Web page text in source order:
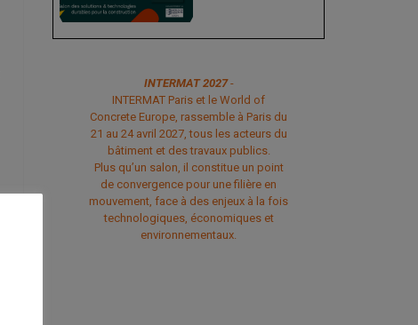
INTERMAT 2027-
INTERMAT Paris et le World of
Concrete Europe, rassemble à Paris du
21 au 24 avril 2027, tous les acteurs du
bâtiment et des travaux publics.
Plus qu’un salon, il constitue un point
de convergence pour une filière en
mouvement, face à des enjeux à la fois
technologiques, économiques et
environnementaux.